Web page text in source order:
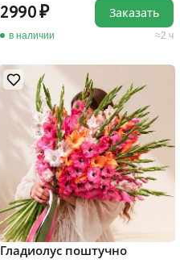
2990
в наличии 2 ч
Заказать
Гладиолус поштучно